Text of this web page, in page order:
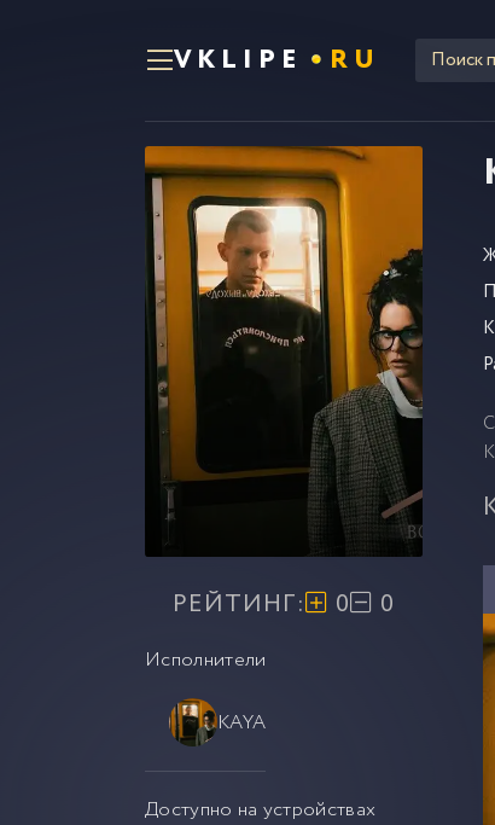
VKLIPE RU
РЕЙТИНГ: 0 0
Исполнители
KAYA
Доступно на устройствах